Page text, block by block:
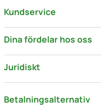
Kundservice
Dina fördelar hos oss
Juridiskt
Betalningsalternativ